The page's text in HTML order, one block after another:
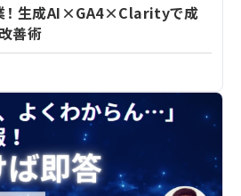
！ 生成AI×GA4×Clarityで成
善術